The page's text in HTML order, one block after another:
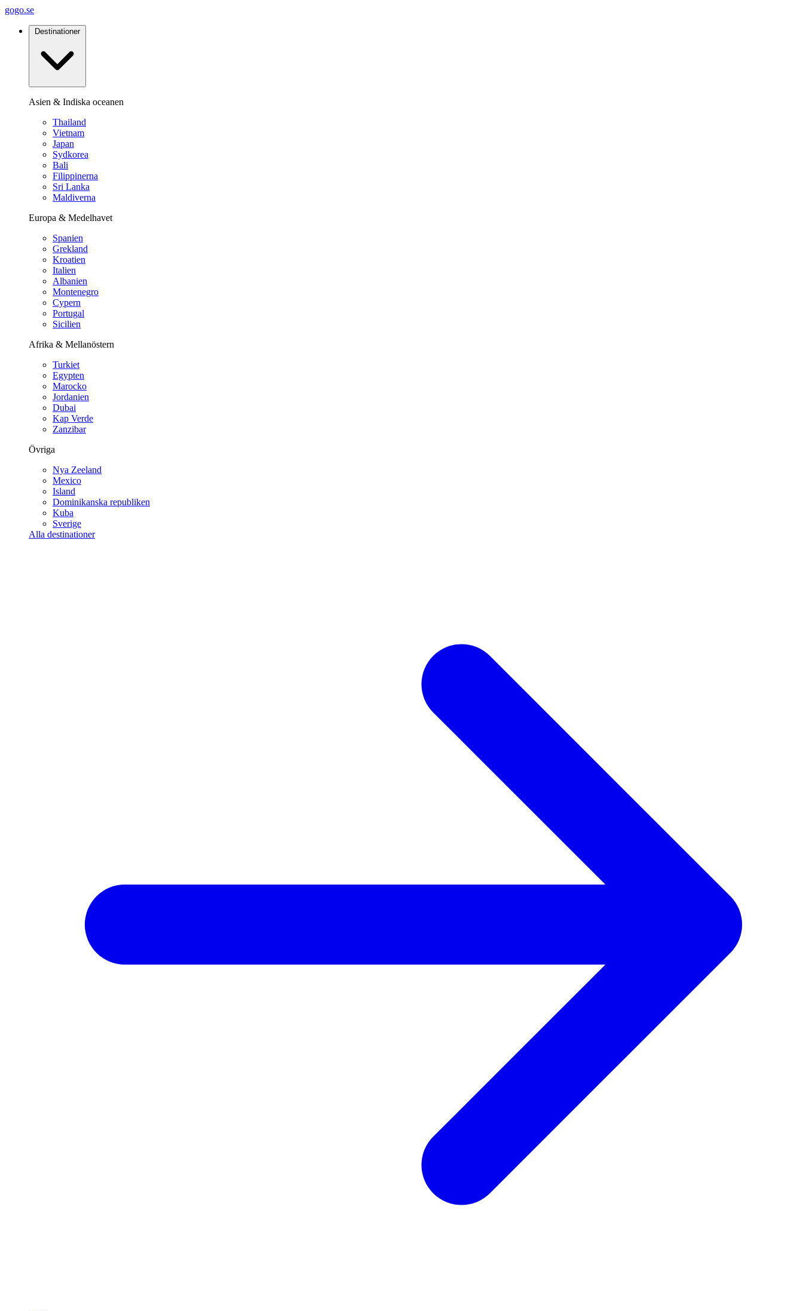
gogo.se
Destinationer
Asien & Indiska oceanen
Thailand
Vietnam
Japan
Sydkorea
Bali
Filippinerna
Sri Lanka
Maldiverna
Europa & Medelhavet
Spanien
Grekland
Kroatien
Italien
Albanien
Montenegro
Cypern
Portugal
Sicilien
Afrika & Mellanöstern
Turkiet
Egypten
Marocko
Jordanien
Dubai
Kap Verde
Zanzibar
Övriga
Nya Zeeland
Mexico
Island
Dominikanska republiken
Kuba
Sverige
Alla destinationer